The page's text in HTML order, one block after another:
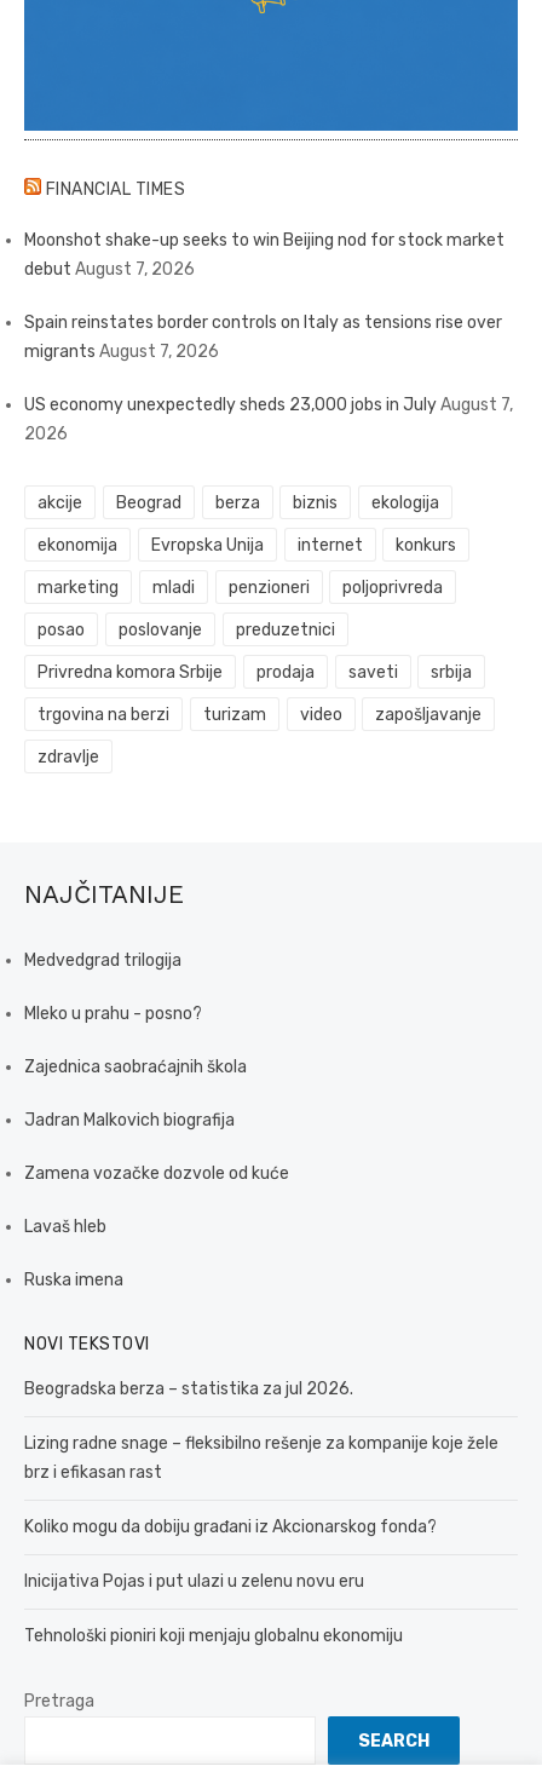
FINANCIAL TIMES
Moonshot shake-up seeks to win Beijing nod for stock market
debut August 7, 2026
Spain reinstates border controls on Italy as tensions rise over
migrants August 7, 2026
US economy unexpectedly sheds 23,000 jobs in JulyAugust 7,
2026
akcije Beograd berza biznis ekologija
ekonomija Evropska Unija internet konkurs
marketing mladi penzioneri poljoprivreda
posao poslovanje preduzetnici
Privredna komora Srbije prodaja saveti srbija
trgovina na berzi turizam video zapošljavanje
zdravlje
NAJČITANIJE
Medvedgrad trilogija
Mleko u prahu - posno?
Zajednica saobraćajnih škola
Jadran Malkovich biografija
Zamena vozačke dozvole od kuće
Lavaš hleb
Ruska imena
NOVI TEKSTOVI
Beogradska berza – statistika za jul 2026.
Lizing radne snage – fleksibilno rešenje za kompanije koje žele
brz i efikasan rast
Koliko mogu da dobiju građani iz Akcionarskog fonda?
Inicijativa Pojas i put ulazi u zelenu novu eru
Tehnološki pioniri koji menjaju globalnu ekonomiju
Pretraga
SEARCH